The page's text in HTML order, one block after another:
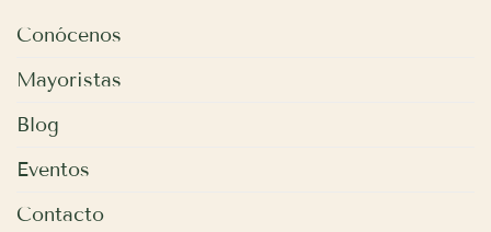
Conócenos
Mayoristas
Blog
Eventos
Contacto